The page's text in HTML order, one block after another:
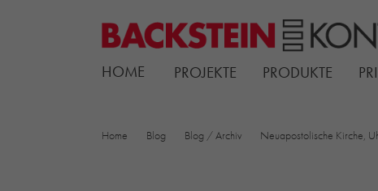
HOME PROJEKTE PRODUKTE
Home Blog Blog / Archiv Neuapostolische Kirche,